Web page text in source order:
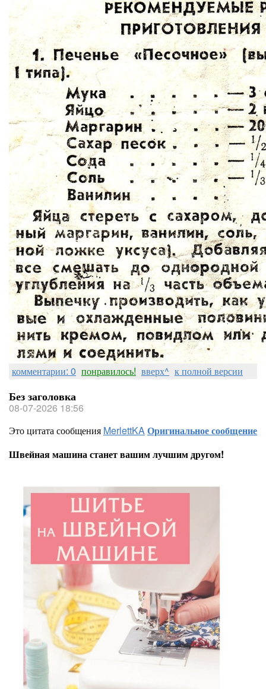
комментарии: 0 понравилось! вверх^ к полной версии
Без заголовка
08-07-2026 18:56
Это цитата сообщения MerlettKAОригинальное сообщение
Швейная машина станет вашим лучшим другом!